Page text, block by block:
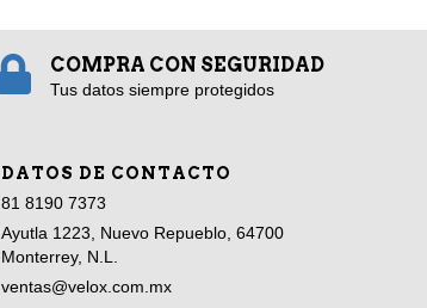
COMPRA CON SEGURIDAD
Tus datos siempre protegidos
DATOS DE CONTACTO
81 8190 7373
Ayutla 1223, Nuevo Repueblo, 64700
Monterrey, N.L.
ventas@velox.com.mx